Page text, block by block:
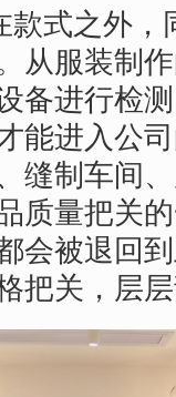
款式之外
从服装制
备进行检
能进入公
缝制车间
质量把关
会被退回
把关，层